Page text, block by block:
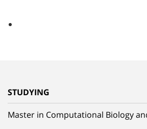
STUDYING
Master in Computational Biology